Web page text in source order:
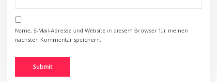
Name, E-Mail-Adresse und Website in diesem Browser für meinen
nächsten Kommentar speichern.